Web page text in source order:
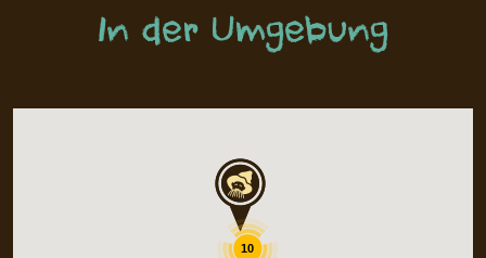
In der Umgebung
10